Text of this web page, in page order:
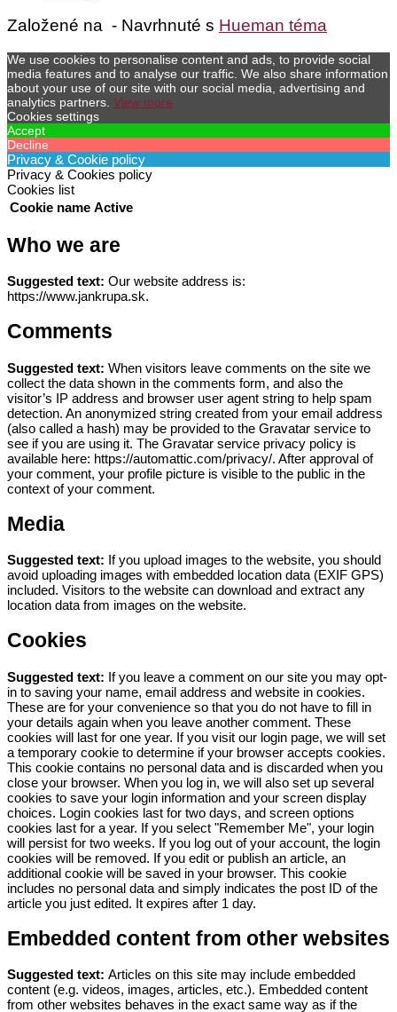
Založené na - Navrhnuté s Hueman téma
We use cookies to personalise content and ads, to provide social
media features and to analyse our traffic. We also share information
about your use of our site with our social media, advertising and
analytics partners. View more
Cookies settings
Accept
Decline
Privacy & Cookie policy
Privacy & Cookies policy
Cookies list
Cookie name Active
Who we are
Suggested text: Our website address is:
https://www.jankrupa.sk.
Comments
Suggested text: When visitors leave comments on the site we
collect the data shown in the comments form, and also the
visitor’s IP address and browser user agent string to help spam
detection. An anonymized string created from your email address
(also called a hash) may be provided to the Gravatar service to
see if you are using it. The Gravatar service privacy policy is
available here: https://automattic.com/privacy/. After approval of
your comment, your profile picture is visible to the public in the
context of your comment.
Media
Suggested text: If you upload images to the website, you should
avoid uploading images with embedded location data (EXIF GPS)
included. Visitors to the website can download and extract any
location data from images on the website.
Cookies
Suggested text: If you leave a comment on our site you may opt-
in to saving your name, email address and website in cookies.
These are for your convenience so that you do not have to fill in
your details again when you leave another comment. These
cookies will last for one year. If you visit our login page, we will set
a temporary cookie to determine if your browser accepts cookies.
This cookie contains no personal data and is discarded when you
close your browser. When you log in, we will also set up several
cookies to save your login information and your screen display
choices. Login cookies last for two days, and screen options
cookies last for a year. If you select "Remember Me", your login
will persist for two weeks. If you log out of your account, the login
cookies will be removed. If you edit or publish an article, an
additional cookie will be saved in your browser. This cookie
includes no personal data and simply indicates the post ID of the
article you just edited. It expires after 1 day.
Embedded content from other websites
Suggested text: Articles on this site may include embedded
content (e.g. videos, images, articles, etc.). Embedded content
from other websites behaves in the exact same way as if the